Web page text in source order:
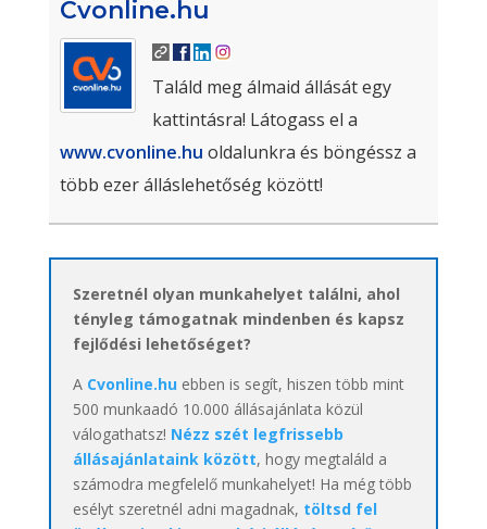
Cvonline.hu
Találd meg álmaid állását egy
kattintásra! Látogass el a
www.cvonline.hu oldalunkra és böngéssz a
több ezer álláslehetőség között!
Szeretnél olyan munkahelyet találni, ahol
tényleg támogatnak mindenben és kapsz
fejlődési lehetőséget?
A Cvonline.huebben is segít, hiszen több mint
500 munkaadó 10.000 állásajánlata közül
válogathatsz! Nézz szét legfrissebb
állásajánlataink között, hogy megtaláld a
számodra megfelelő munkahelyet! Ha még több
esélyt szeretnél adni magadnak, töltsd fel